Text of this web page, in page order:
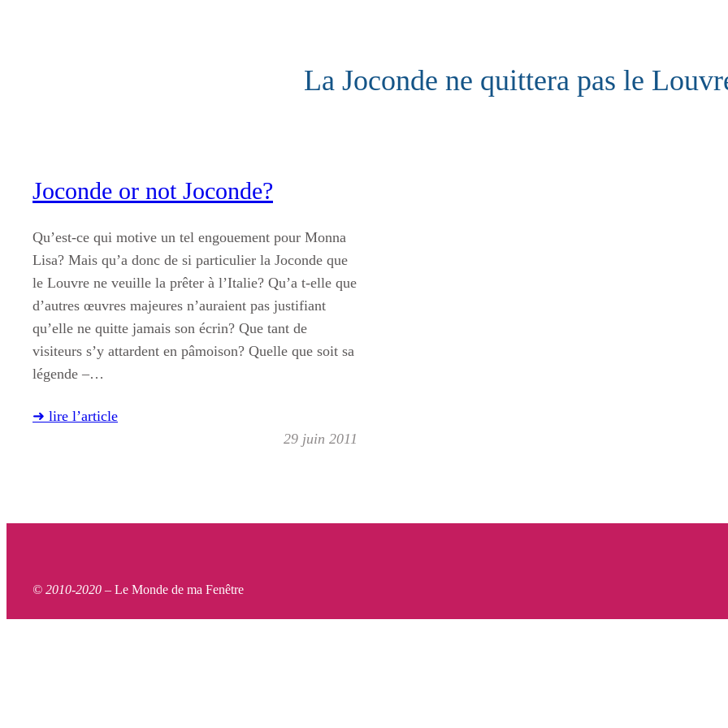
La Joconde ne quittera pas le
Joconde or not Joconde?
Qu’est-ce qui motive un tel engouement pour Monna
Lisa? Mais qu’a donc de si particulier la Joconde que
le Louvre ne veuille la prêter à l’Italie? Qu’a t-elle que
d’autres œuvres majeures n’auraient pas justifiant
qu’elle ne quitte jamais son écrin? Que tant de
visiteurs s’y attardent en pâmoison? Quelle que soit sa
légende –…
➜ lire l’article
29 juin 2011
© 2010-2020 – Le Monde de ma Fenêtre